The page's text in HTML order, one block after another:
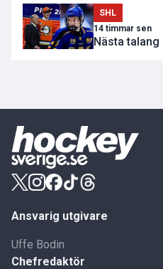
SHL
14 timmar sen
Nästa talang
Ansvarig utgivare
Uffe Bodin
Chefredaktör